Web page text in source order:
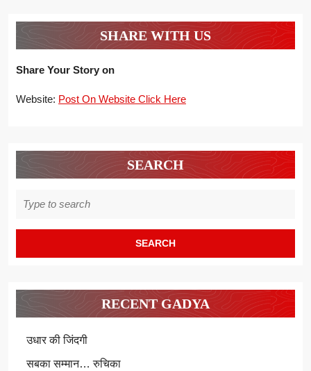
SHARE WITH US
Share Your Story on
Website: Post On Website Click Here
SEARCH
for:
RECENT GADYA
उधार की जिंदगी
सबका सम्मान… रुचिका